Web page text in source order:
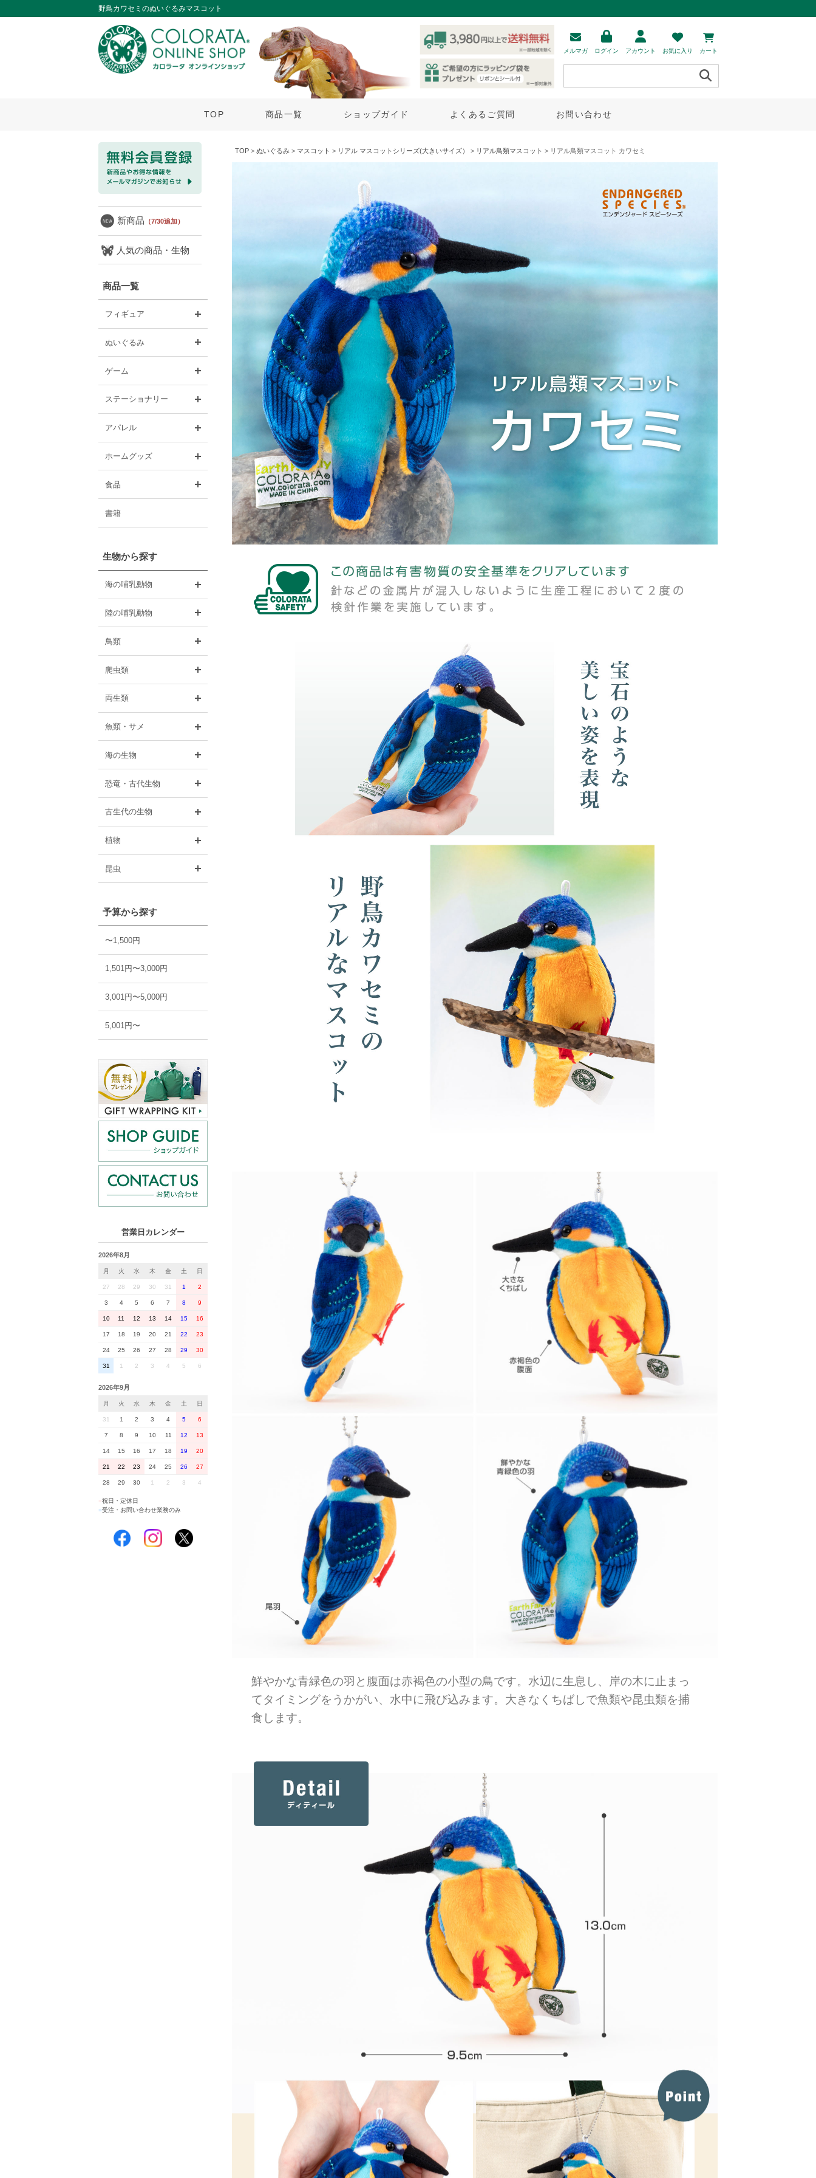
野鳥カワセミのぬいぐるみマスコット
メルマガ ログイン アカウント お気に入り カート
TOP 商品一覧 ショップガイド よくあるご質問 お問い合わせ
新商品 （7/30追加）
人気の商品・生物
商品一覧
フィギュア
ぬいぐるみ
ゲーム
ステーショナリー
アパレル
ホームグッズ
食品
書籍
生物から探す
海の哺乳動物
陸の哺乳動物
鳥類
爬虫類
両生類
魚類・サメ
海の生物
恐竜・古代生物
古生代の生物
植物
昆虫
予算から探す
〜1,500円
1,501円〜3,000円
3,001円〜5,000円
5,001円〜
営業日カレンダー
2026年8月
月 火 水 木 金 土 日
27 28 29 30 31 1 2
3 4 5 6 7 8 9
10 11 12 13 14 15 16
17 18 19 20 21 22 23
24 25 26 27 28 29 30
31 1 2 3 4 5 6
2026年9月
月 火 水 木 金 土 日
31 1 2 3 4 5 6
7 8 9 10 11 12 13
14 15 16 17 18 19 20
21 22 23 24 25 26 27
28 29 30 1 2 3 4
祝日・定休日
■受注・お問い合わせ業務のみ
TOP > ぬいぐるみ > マスコット > リアル マスコットシリーズ(大きいサイズ） > リアル鳥類マスコット > リアル鳥類マスコット カワセミ
鮮やかな青緑色の羽と腹面は赤褐色の小型の鳥です。水辺に生息し、岸の木に止まっ
てタイミングをうかがい、水中に飛び込みます。大きなくちばしで魚類や昆虫類を捕
食します。